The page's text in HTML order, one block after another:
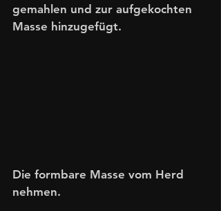
gemahlen und zur aufgekochten
Masse hinzugefügt.
Die formbare Masse vom Herd
nehmen.